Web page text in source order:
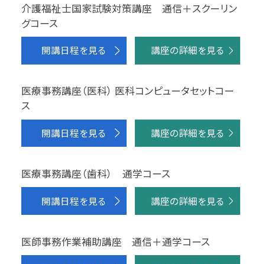
介護福祉士国家試験対策講座 通信＋スクーリン
グコース
開講日程を見る 講座の詳細を見る
医療事務講座（医科） 医科コンピュータセットコー
ス
開講日程を見る 講座の詳細を見る
医療事務講座（歯科） 通学コース
開講日程を見る 講座の詳細を見る
医師事務作業補助講座 通信＋通学コース